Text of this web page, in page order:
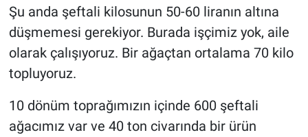
Şu anda şeftali kilosunun 50-60 liranın altına
düşmemesi gerekiyor. Burada işçimiz yok, aile
olarak çalışıyoruz. Bir ağaçtan ortalama 70 kilo
topluyoruz.
10 dönüm toprağımızın içinde 600 şeftali
ağacımız var ve 40 ton civarında bir ürün